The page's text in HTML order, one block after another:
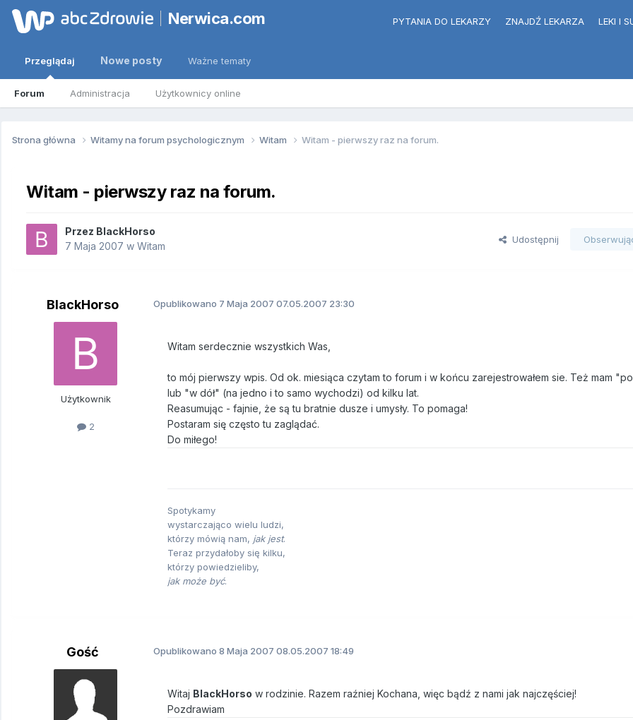
Nerwica.com PYTANIA DO LEKARZY ZNAJDŹ LEKARZA LEKI I
Przeglądaj
Forum Administracja Użytkownicy online
Nowe posty Ważne tematy
Strona główna Witamy na forum psychologicznym Witam Witam - pierwszy raz na forum.
Witam - pierwszy raz na forum.
Przez BlackHorso
7 Maja 2007 w Witam
Udostępnij
BlackHorso
Użytkownik
2
Opublikowano 7 Maja 2007 07.05.2007 23:30
Witam serdecznie wszystkich Was,
to mój pierwszy wpis. Od ok. miesiąca czytam to forum i w końcu zarejestrowałem sie. Też mam
lub "w dół" (na jedno i to samo wychodzi) od kilku lat.
Reasumując - fajnie, że są tu bratnie dusze i umysły. To pomaga!
Postaram się często tu zaglądać.
Do miłego!
Spotykamy
wystarczająco wielu ludzi,
którzy mówią nam, jak jest.
Teraz przydałoby się kilku,
którzy powiedzieliby,
jak może być.
Gość Opublikowano 8 Maja 2007 08.05.2007 18:49
Witaj BlackHorso w rodzinie. Razem raźniej Kochana, więc bądź z nami jak najczęściej!
Pozdrawiam